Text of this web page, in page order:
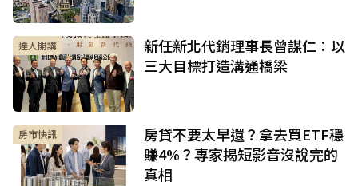
達人開講
新任新北代銷理事長曾謀仁：以
三大目標打造溝通橋梁
房市快訊
房貸不要太早還？拿去買ETF穩
賺4%？專家揭短影音沒說完的
真相